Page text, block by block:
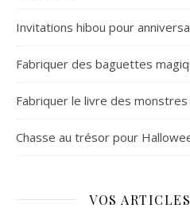
Invitations hibou pour
Fabriquer des baguettes
Fabriquer le livre des
Chasse au trésor pour
VOS